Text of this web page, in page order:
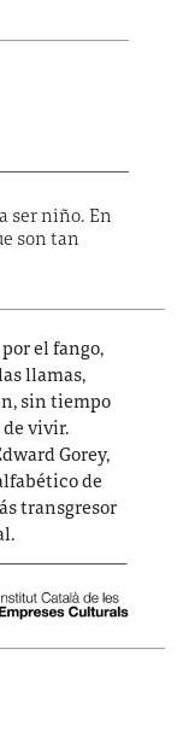
ser niño. En
son tan
el fango,
llamas,
sin tiempo
de vivir.
Gorey,
de
transgresor